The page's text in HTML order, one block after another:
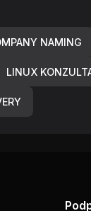
NAMING
LINUX